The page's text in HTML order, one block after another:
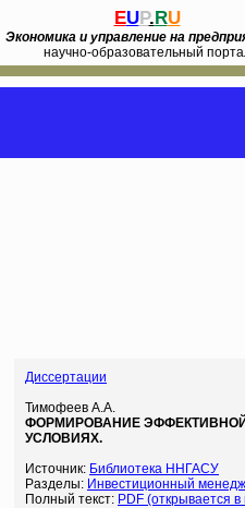
EUP.RU
Экономика и управление на
научно-образовательный
Диссертации
Тимофеев А.А.
ФОРМИРОВАНИЕ
УСЛОВИЯХ.
Источник: Библиотека ННГАСУ
Разделы: Инвестиционный
Полный текст: PDF (открывается